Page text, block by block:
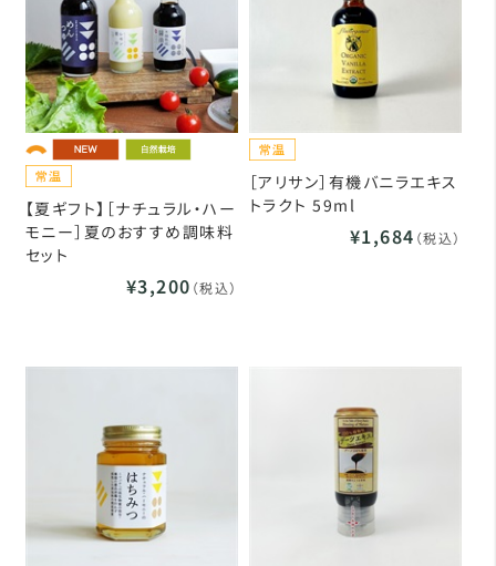
【夏ギフト】［ナチュラル・ハー
モニー］夏のおすすめ調味料
セット
¥3,200 （税込）
［アリサン］有機バニラエキス
トラクト 59ml
¥1,684 （税込）